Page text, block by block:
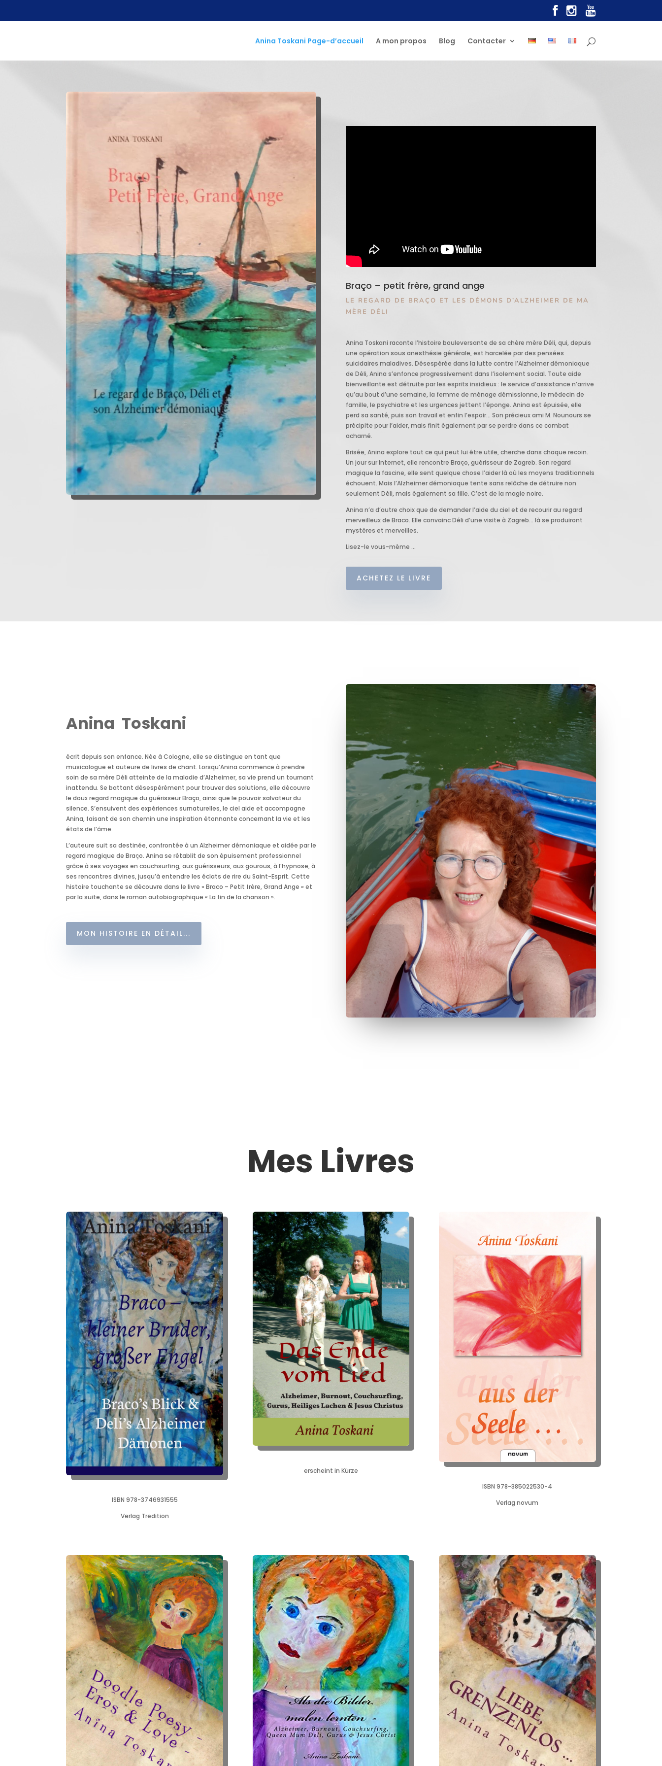
Anina Toskani Page-d’accueil A mon propos Blog Contacter
Braço – petit frère, grand ange
LE REGARD DE BRAÇO ET LES DÉMONS D’ALZHEIMER DE MA
MÈRE DÉLI
Anina Toskani raconte l’histoire bouleversante de sa chère mère Déli, qui, depuis
une opération sous anesthésie générale, est harcelée par des pensées
suicidaires maladives. Désespérée dans la lutte contre l’Alzheimer démoniaque
de Déli, Anina s’enfonce progressivement dans l’isolement social. Toute aide
bienveillante est détruite par les esprits insidieux : le service d’assistance n’arrive
qu’au bout d’une semaine, la femme de ménage démissionne, le médecin de
famille, le psychiatre et les urgences jettent l’éponge. Anina est épuisée, elle
perd sa santé, puis son travail et enfin l’espoir… Son précieux ami M. Nounours se
précipite pour l’aider, mais finit également par se perdre dans ce combat
acharné.
Brisée, Anina explore tout ce qui peut lui être utile, cherche dans chaque recoin.
Un jour sur Internet, elle rencontre Braço, guérisseur de Zagreb. Son regard
magique la fascine, elle sent quelque chose l’aider là où les moyens traditionnels
échouent. Mais l’Alzheimer démoniaque tente sans relâche de détruire non
seulement Déli, mais également sa fille. C’est de la magie noire.
Anina n’a d’autre choix que de demander l’aide du ciel et de recourir au regard
merveilleux de Braco. Elle convainc Déli d’une visite à Zagreb… là se produiront
mystères et merveilles.
Lisez-le vous-même …
ACHETEZ LE LIVRE
Anina Toskani
écrit depuis son enfance. Née à Cologne, elle se distingue en tant que
musicologue et auteure de livres de chant. Lorsqu’Anina commence à prendre
soin de sa mère Déli atteinte de la maladie d’Alzheimer, sa vie prend un tournant
inattendu. Se battant désespérément pour trouver des solutions, elle découvre
le doux regard magique du guérisseur Braço, ainsi que le pouvoir salvateur du
silence. S’ensuivent des expériences surnaturelles, le ciel aide et accompagne
Anina, faisant de son chemin une inspiration étonnante concernant la vie et les
états de l’âme.
L’auteure suit sa destinée, confrontée à un Alzheimer démoniaque et aidée par le
regard magique de Braço. Anina se rétablit de son épuisement professionnel
grâce à ses voyages en couchsurfing, aux guérisseurs, aux gourous, à l’hypnose, à
ses rencontres divines, jusqu’à entendre les éclats de rire du Saint-Esprit. Cette
histoire touchante se découvre dans le livre « Braco – Petit frère, Grand Ange » et
par la suite, dans le roman autobiographique « La fin de la chanson ».
MON HISTOIRE EN DÉTAIL...
Mes Livres
ISBN 978-3746931555
Verlag Tredition
erscheint in Kürze
ISBN 978-385022530-4
Verlag novum